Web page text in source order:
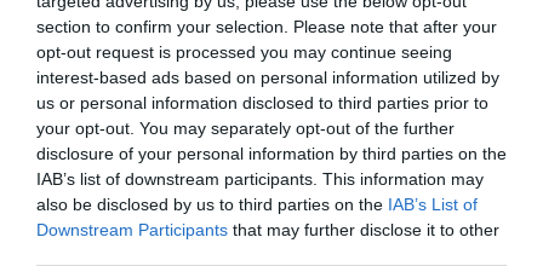
section to confirm your selection. Please note that after your
opt-out request is processed you may continue seeing
interest-based ads based on personal information utilized by
us or personal information disclosed to third parties prior to
your opt-out. You may separately opt-out of the further
disclosure of your personal information by third parties on the
IAB’s list of downstream participants. This information may
also be disclosed by us to third parties on the IAB’s List of
Downstream Participants that may further disclose it to other
RESULTADOS
JOGOS
RESULTADOS
DO DIA
NOMEAÇÕES
DE ÁRBITROS